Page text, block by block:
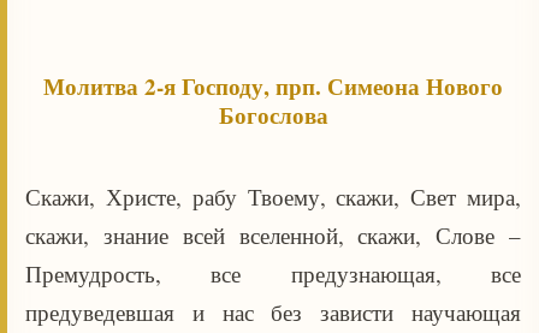
Молитва 2-я Господу, прп. Симеона Нового
Богослова
Скажи, Христе, рабу Твоему, скажи, Свет мира,
скажи, знание всей вселенной, скажи, Слове –
Премудрость, все предузнающая, все
предуведевшая и нас без зависти научающая